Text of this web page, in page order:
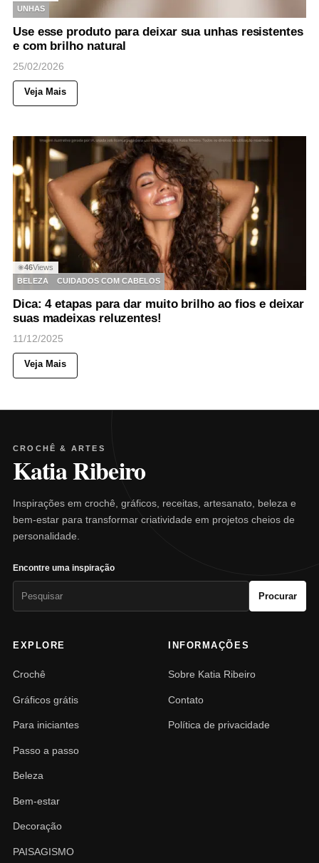
UNHAS
Use esse produto para deixar sua unhas resistentes
e com brilho natural
25/02/2026
Veja Mais
◉46Views
BELEZA
CUIDADOS COM CABELOS
Dica: 4 etapas para dar muito brilho ao fios e deixar
suas madeixas reluzentes!
11/12/2025
Veja Mais
CROCHÊ & ARTES
Katia Ribeiro
Inspirações em crochê, gráficos, receitas, artesanato, beleza e
bem-estar para transformar criatividade em projetos cheios de
personalidade.
Encontre uma inspiração
Procurar
EXPLORE
Crochê
Gráficos grátis
Para iniciantes
Passo a passo
Beleza
Bem-estar
Decoração
PAISAGISMO
INFORMAÇÕES
Sobre Katia Ribeiro
Contato
Política de privacidade